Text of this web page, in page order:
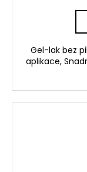
Gel-lak bez
aplikace,